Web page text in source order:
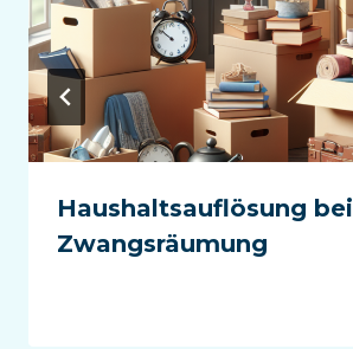
Haushaltsauflösung bei
Zwangsräumung